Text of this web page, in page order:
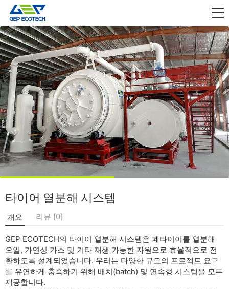
산업 응용
풀어 주다
회사 소개
문의하기

타이어 열분해 시스템
개요 리뷰 [0]
GEP ECOTECH의 타이어 열분해 시스템은 폐타이어를 열분해
오일, 가연성 가스 및 기타 재생 가능한 자원으로 효율적으로 전
환하도록 설계되었습니다. 우리는 다양한 규모의 프로젝트 요구
를 유연하게 충족하기 위해 배치(batch) 및 연속형 시스템을 모두
제공합니다.